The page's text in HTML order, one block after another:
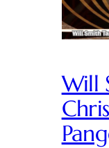
Will